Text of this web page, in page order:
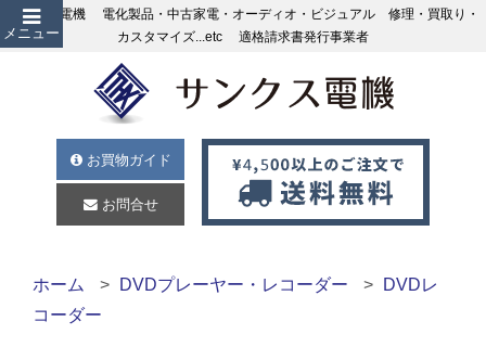
メニュー
サンクス電機 電化製品・中古家電・オーディオ・ビジュアル 修理・買取り・
カスタマイズ...etc 適格請求書発行事業者
お買物ガイド
お問合せ
ホーム DVDプレーヤー・レコーダー
DVDレ
コーダー